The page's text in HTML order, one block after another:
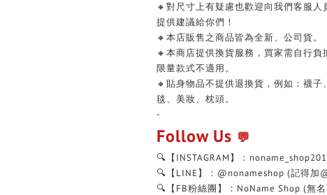
🔸對尺寸上有疑慮也歡迎向我們客服
提供建議給你們！
🔸本店販售之商品皆為全新、公司貨。
🔸本商店提供換貨服務，買家需自行
限量款式不適用。
🔸貼身物品不提供退換貨，例如：襪子
毯、美妝、枕頭。
-
Follow Us 💬
🔍【INSTAGRAM】：
🔍【LINE】：@nonameshop (記得加
🔍【FB粉絲團】：NoName Shop (無